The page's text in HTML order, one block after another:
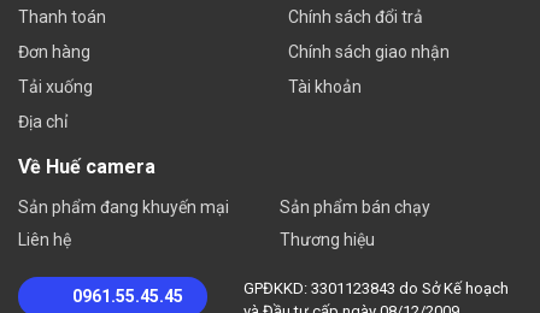
Thanh toán
Đơn hàng
Tải xuống
Địa chỉ
Chính sách đổi trả
Chính sách giao nhận
Tài khoản
Về Huế camera
Sản phẩm đang khuyến mại
Liên hệ
Sản phẩm bán chạy
Thương hiệu
0961.55.45.45
GPĐKKD: 3301123843 do Sở Kế hoạch